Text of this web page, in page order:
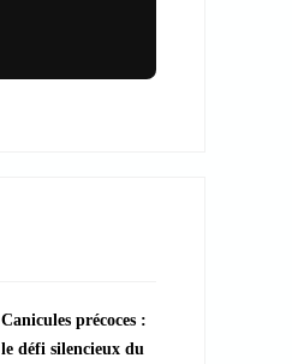
animations
Canicules précoces :
le défi silencieux du